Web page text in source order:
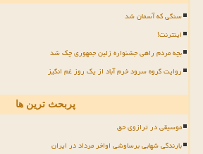
سنگی که آسمان شد
اینترنت!
بچه مردم راهی جشنواره زلین جمهوری چک شد
روایت گروه سرود خرم آباد از یک روز غم انگیز
پربحث ترین ها
موسیقی در ترازوی حق
بارندگی شهابی برساوشی اواخر مرداد در ایران